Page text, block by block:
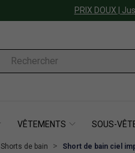
PRIX DOUX |
VÊTEMENTS SOUS-
Shorts de bain Short de bain ciel